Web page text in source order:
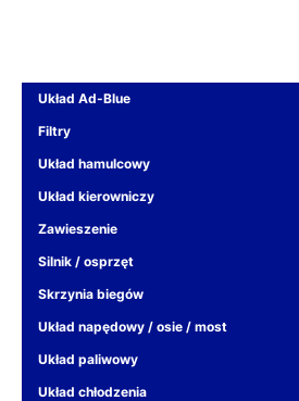
Układ Ad-Blue
Filtry
Układ hamulcowy
Układ kierowniczy
Zawieszenie
Silnik / osprzęt
Skrzynia biegów
Układ napędowy / osie / most
Układ paliwowy
Układ chłodzenia